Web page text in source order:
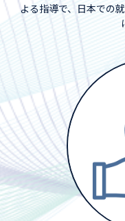
よる指導で、日本での